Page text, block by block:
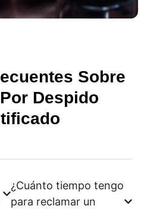
Sobre
Despido
¿Cuánto tiempo tengo
para reclamar un